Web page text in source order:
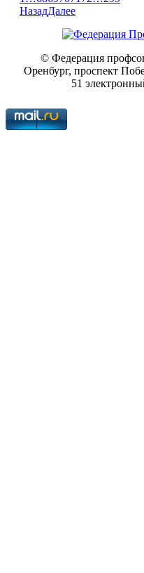
НазадДалее
© Федерация
Оренбург, проспект
51